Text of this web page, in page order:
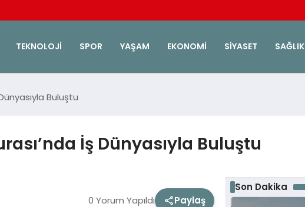
TEKNOLOJI SPOR YAŞAM EKONOMI SIYASET SAĞLIK
Buluştu
İş Dünyasıyla Buluştu
0 Yorum Yapıldı Paylaş
Son Dakika